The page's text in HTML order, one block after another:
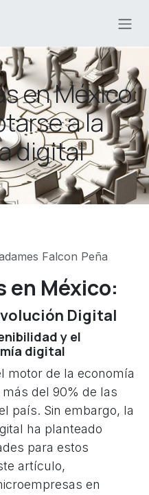
en México:
a la
digital
Falcon Peña
en México:
Digital
y el
digital
motor de la economía
del 90% de las
país. Sin embargo, la
ha planteado
para estos
artículo,
en